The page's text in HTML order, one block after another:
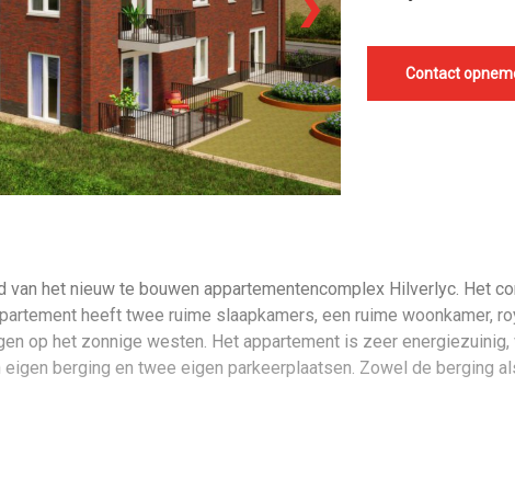
❯
Contact
het nieuw te bouwen appartementencomplex Hilverlyc. Het
heeft twee ruime slaapkamers, een ruime woonkamer,
op het zonnige westen. Het appartement is zeer
berging en twee eigen parkeerplaatsen. Zowel de berging